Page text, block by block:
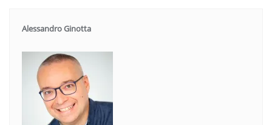
Alessandro Ginotta